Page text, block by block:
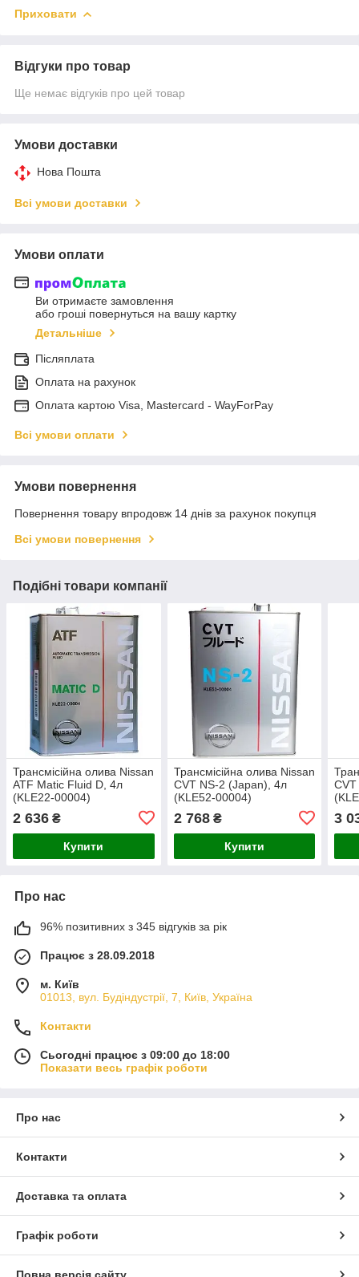
Приховати
Відгуки про товар
Ще немає відгуків про цей товар
Умови доставки
Нова Пошта
Всі умови доставки
Умови оплати
Ви отримаєте замовлення
або гроші повернуться на вашу картку
Детальніше
Післяплата
Оплата на рахунок
Оплата картою Visa, Mastercard - WayForPay
Всі умови оплати
Умови повернення
Повернення товару впродовж 14 днів за рахунок покупця
Всі умови повернення
Подібні товари компанії
Трансмісійна олива Nissan
ATF Matic Fluid D, 4л
(KLE22-00004)
2 636 ₴
Купити
Трансмісійна олива Nissan
CVT NS-2 (Japan), 4л
(KLE52-00004)
2 768₴
Купити
3
Про нас
96% позитивних з 345 відгуків за рік
Працює з 28.09.2018
м. Київ
01013, вул. Будіндустрії, 7, Київ, Україна
Контакти
Сьогодні працює з 09:00 до 18:00
Показати весь графік роботи
Про нас
Контакти
Доставка та оплата
Графік роботи